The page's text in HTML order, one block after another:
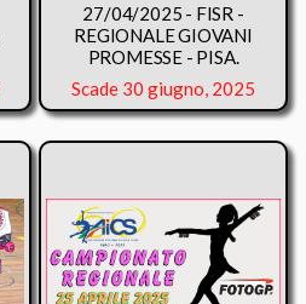
27/04/2025 - FISR -
REGIONALE GIOVANI
PROMESSE - PISA.
Scade 30 giugno, 2025